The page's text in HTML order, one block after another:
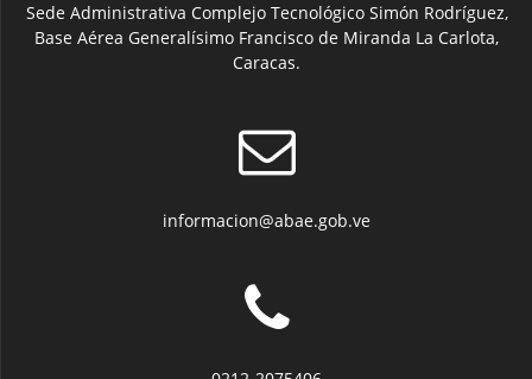
Sede Administrativa Complejo Tecnológico Simón Rodríguez,
Base Aérea Generalísimo Francisco de Miranda La Carlota,
Caracas.
informacion@abae.gob.ve